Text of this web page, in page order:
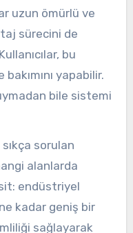
uzun ömürlü ve
sürecini de
bu
yapabilir.
bile sistemi
sorulan
alanlarda
endüstriyel
kadar geniş bir
sağlayarak